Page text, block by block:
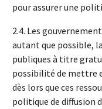
pour assurer une
2.4. Les
autant que possible,
publiques à titre
possibilité de mettre
dès lors que ces
politique de diffusion